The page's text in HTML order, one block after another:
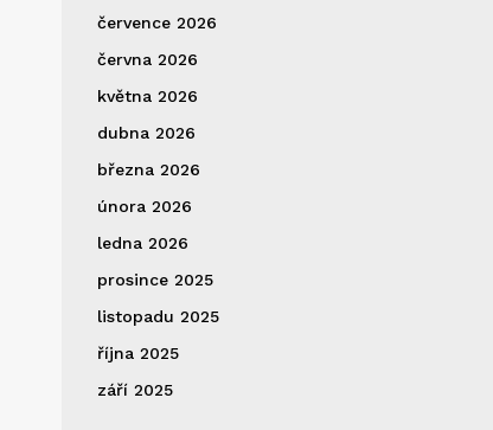
července 2026
června 2026
května 2026
dubna 2026
března 2026
února 2026
ledna 2026
prosince 2025
listopadu 2025
října 2025
září 2025